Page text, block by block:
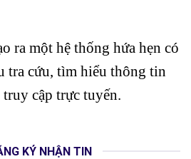
ra một hệ thống hứa hẹn có
tra cứu, tìm hiểu thông tin
truy cập trực tuyến.
KÝ NHẬN TIN